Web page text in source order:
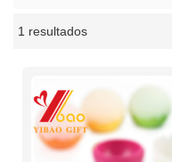
1 resultados